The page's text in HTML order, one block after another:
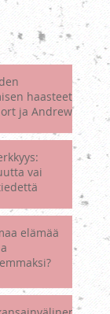
ja Andrew